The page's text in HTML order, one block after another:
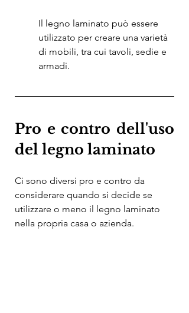
Il legno laminato può essere
utilizzato per creare una varietà
di mobili, tra cui tavoli, sedie e
armadi.
Pro e contro dell'uso
del legno laminato
Ci sono diversi pro e contro da
considerare quando si decide se
utilizzare o meno il legno laminato
nella propria casa o azienda.